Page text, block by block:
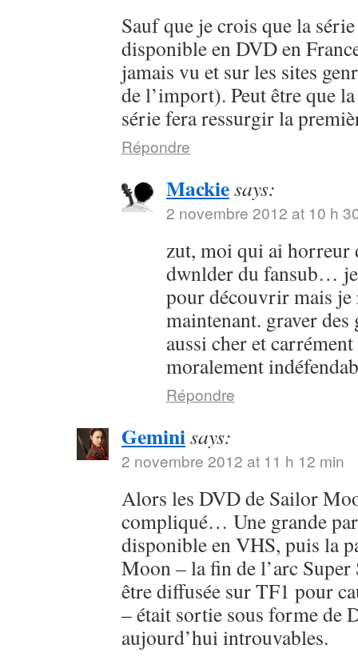
Sauf que je crois que la
disponible en DVD en
jamais vu et sur les sites
de l’import). Peut être que
série fera ressurgir la
Répondre
Mackiesays:
2 novembre 2012 at 10 h
zut, moi qui ai horreur
dwnlder du fansub…
pour découvrir mais je
maintenant. graver des
aussi cher et
moralement
Répondre
Geminisays:
2 novembre 2012 at 11 h 12 min
Alors les DVD de Sailor
compliqué… Une grande
disponible en VHS, puis la
Moon – la fin de l’arc Super
être diffusée sur TF1 pour
– était sortie sous forme de
aujourd’hui introuvables.